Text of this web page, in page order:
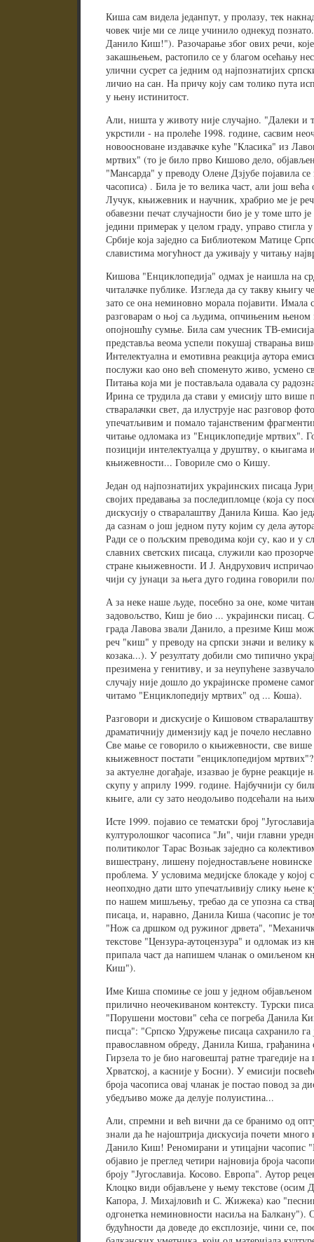
Киша сам видела једанпут, у пролазу, тек
човек чије ми се лице учинило однекуд
Данило Киш!"). Разочарање због ових речи,
закашњењем, растопило се у благом осећању
улични сусрет са једним од најпознатијих
личио на сан. На причу коју сам толико пута
у њену истинитост.
Али, ништа у животу није случајно. "Далеки и
укрстили - на пролеће 1998. године, сасвим
новоосноване издавачке куће "Класика" из
мртвих" (то је било прво Кишово дело,
"Мансарда" у преводу Олене Дзјубе појавила
часописа) . Била је то велика част, али још
Лучук, књижевник и научник, храбрио ме је
обавезни печат случајности био је у томе што
једини примерак у целом граду, управо
Србије која заједно са Библиотеком Матице
славистима могућност да уживају у читању
Кишова "Енциклопедија" одмах је наишла на
читалачке публике. Изгледа да су такву књигу
зато се она неминовно морала појавити.
разговарам о њој са људима, опчињеним њеном
опојношћу сумње. Била сам учесник ТВ-
представља веома успели покушај стварања
Интелектуална и емотивна реакција аутора
послужи као оно већ споменуто живо, усмено
Питања која ми је постављала одавала су
Ирина се трудила да стави у емисију што више
стваралачки свет, да илуструје нас разговор
упечатљивим и помало тајанственим
читање одломака из "Енциклопедије мртвих".
позицији интелектуалца у друштву, о књигама
књижевности... Говориле смо о Кишу.
Један од најпознатијих украјинских писаца
својих предавања за последипломце (која су
дискусију о стваралаштву Данила Киша. Као
да сазнам о још једном путу којим су дела
Ради се о пољским преводима који су, као и у
славних светских писаца, служили као
стране књижевности. И Ј. Андрухович испричао
чији су јунаци за њега дуго година говорили
А за неке наше људе, посебно за оне, коме
задовољство, Киш је био ... украјински писац.
града Лавова звали Данило, а презиме Киш
реч "киш" у преводу на српски значи и велику
козака...). У резултату добили смо типично
презимена у генитиву, и за неупућене
случају није дошло до украјинске промене
читамо "Енциклопедију мртвих" од ... Коша).
Разговори и дискусије о Кишовом
драматичнију димензију кад је почело
Све мање се говорило о књижевности, све
књижевност постати "енциклопедијом
за актуелне догађаје, изазвао је бурне
скупу у априлу 1999. године. Најбучнији су
књиге, али су зато неодољиво подсећали на
Исте 1999. појавио се тематски број
културолошког часописа "Ји", чији главни
политиколог Тарас Возњак заједно са
вишестрану, лишену поједностављене
проблема. У условима медијске блокаде у којој
неопходно дати што упечатљивију слику њене
по нашем мишљењу, требао да се упозна са
писаца, и, наравно, Данила Киша (часопис је
"Нож са дршком од ружиног дрвета",
текстове "Цензура-аутоцензура" и одломак из
припала част да напишем чланак о омиљеном
Киш").
Име Киша спомиње се још у једном објављеном
прилично неочекиваном контексту. Турски
"Порушени мостови" сећа се погреба Данила
писца": "Српско Удружење писаца сахранило га
православном обреду, Данила Киша, грађанина
Гирзела то је био наговештај ратне трагедије
Хрватској, а касније у Босни). У емисији
броја часописа овај чланак је постао повод за
убедљиво може да делује полуистина...
Али, спремни и већ вични да се бранимо од
знали да ће најоштрија дискусија почети
Данило Киш! Реномирани и утицајни часопис
објавио је преглед четири најновија броја
броју "Југославија. Косово. Европа". Аутор
Клоцко види објављене у њему текстове
Капора, Ј. Михајловић и С. Жижека) као
одгонетка неминовности насиља на Балкану").
будућности да доведе до експлозије, чини се,